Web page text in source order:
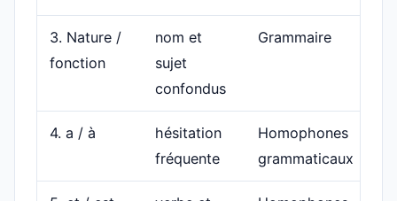
3. Nature /
fonction
nom et
sujet
confondus
Grammaire
4. a / à
hésitation
fréquente
Homophones
grammaticaux